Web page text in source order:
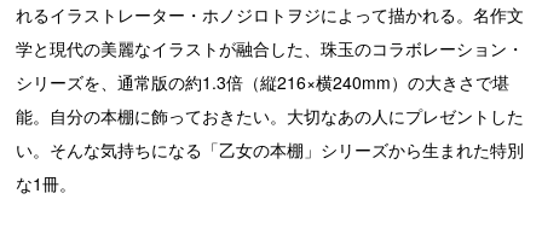
れるイラストレーター・ホノジロトヲジによって描かれる。名作文
学と現代の美麗なイラストが融合した、珠玉のコラボレーション・
シリーズを、通常版の約1.3倍（縦216×横240mm）の大きさで堪
能。自分の本棚に飾っておきたい。大切なあの人にプレゼントした
い。そんな気持ちになる「乙女の本棚」シリーズから生まれた特別
な1冊。